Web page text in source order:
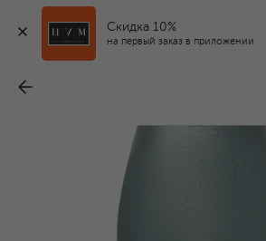
Скидка 10%
на первый заказ в приложении